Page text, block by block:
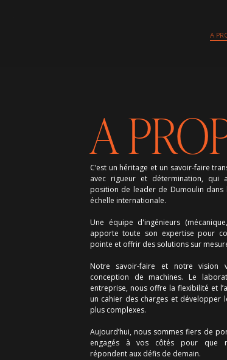
A
A
C’est un héritage et un savoir-faire
avec rigueur et détermination,
position de leader de Dumoulin dans
échelle internationale.
Une équipe d'ingénieurs
apporte toute son expertise pour
pointe et offrir des solutions sur
Notre savoir-faire et notre vision
conception de machines. Le
entreprise, nous offre la flexibilité et
un cahier des charges et développer
plus complexes.
Aujourd’hui, nous sommes fiers de
engagés à vos côtés pour que
répondent aux défis de demain.